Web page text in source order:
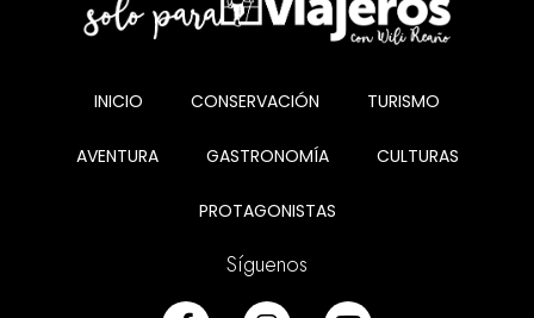
INICIO CONSERVACIÓN TURISMO
AVENTURA GASTRONOMÍA CULTURAS
PROTAGONISTAS
Síguenos